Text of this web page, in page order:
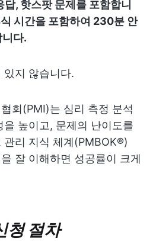
, 핫스팟 문제를 포함합니
시간을 포함하여 230분 안
다.
있지 않습니다.
회(PMI)는 심리 측정 분석
높이고, 문제의 난이도를
관리 지식 체계(PMBOK®)
잘 이해하면 성공률이 크게
청 절차